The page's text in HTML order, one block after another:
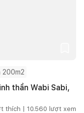
200m2
thần Wabi Sabi,
thích | 10.560 lượt xem